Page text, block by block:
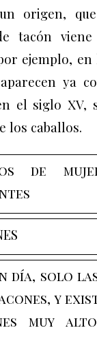
origen,
tacón
ejemplo,
ya
el siglo XV,
los caballos.
de
día, solo
y
muy